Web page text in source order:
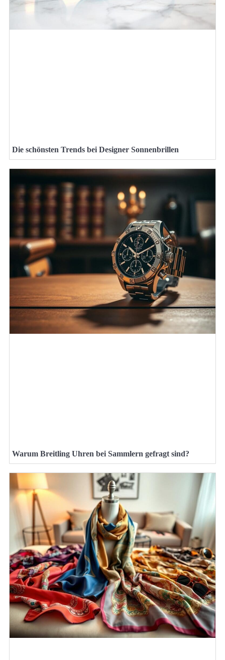
Die schönsten Trends bei Designer Sonnenbrillen
Warum Breitling Uhren bei Sammlern gefragt sind?